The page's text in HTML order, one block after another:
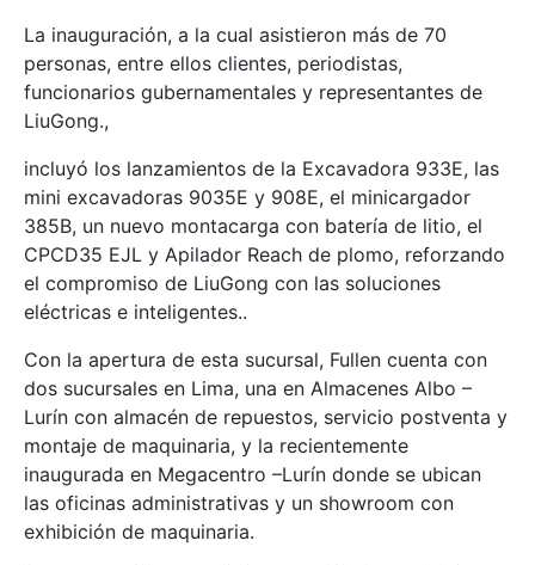
La inauguración, a la cual asistieron más de 70
personas, entre ellos clientes, periodistas,
funcionarios gubernamentales y representantes de
LiuGong.,
incluyó los lanzamientos de la Excavadora 933E, las
mini excavadoras 9035E y 908E, el minicargador
385B, un nuevo montacarga con batería de litio, el
CPCD35 EJL y Apilador Reach de plomo, reforzando
el compromiso de LiuGong con las soluciones
eléctricas e inteligentes..
Con la apertura de esta sucursal, Fullen cuenta con
dos sucursales en Lima, una en Almacenes Albo –
Lurín con almacén de repuestos, servicio postventa y
montaje de maquinaria, y la recientemente
inaugurada en Megacentro –Lurín donde se ubican
las oficinas administrativas y un showroom con
exhibición de maquinaria.